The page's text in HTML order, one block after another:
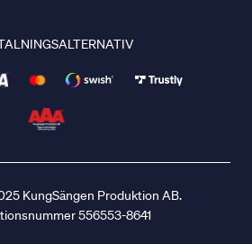
KungSängen Produktion AB.
556553-8641